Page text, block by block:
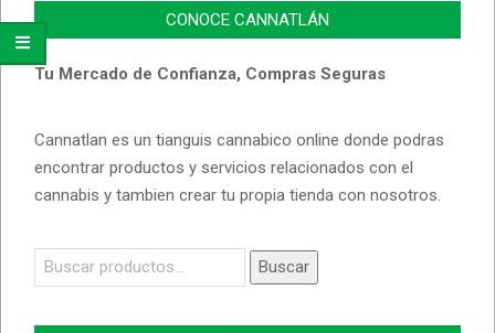
CONOCE CANNATLÁN
Tu Mercado de Confianza, Compras Seguras
Cannatlan es un tianguis cannabico online donde podras
encontrar productos y servicios relacionados con el
cannabis y tambien crear tu propia tienda con nosotros.
Buscar
por:
Buscar